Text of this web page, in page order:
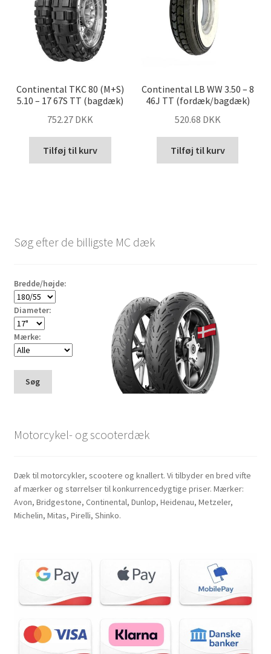
Continental TKC 80 (M+S)
5.10 – 17 67S TT (bagdæk)
752.27 DKK
Tilføj til kurv
Continental LB WW 3.50 – 8
46J TT (fordæk/bagdæk)
520.68 DKK
Tilføj til kurv
Søg efter de billigste MC dæk
Bredde/højde:
Diameter:
Mærke:
Søg
Motorcykel- og scooterdæk
Dæk til motorcykler, scootere og knallert. Vi tilbyder en bred vifte
af mærker og størrelser til konkurrencedygtige priser. Mærker:
Avon, Bridgestone, Continental, Dunlop, Heidenau, Metzeler,
Michelin, Mitas, Pirelli, Shinko.